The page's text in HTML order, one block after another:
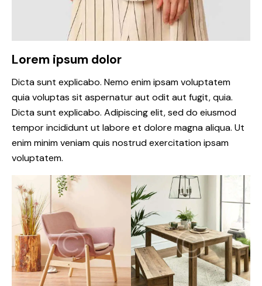
Lorem ipsum dolor
Dicta sunt explicabo. Nemo enim ipsam voluptatem
quia voluptas sit aspernatur aut odit aut fugit, quia.
Dicta sunt explicabo. Adipiscing elit, sed do eiusmod
tempor incididunt ut labore et dolore magna aliqua. Ut
enim minim veniam quis nostrud exercitation ipsam
voluptatem.